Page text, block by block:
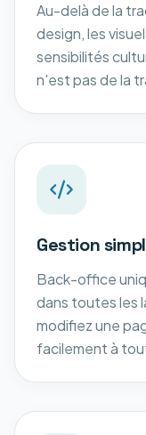
Au-delà de la
design, les
sensibilités
n'est pas de la
Gestion
Back-office
dans toutes les
modifiez une
facilement à